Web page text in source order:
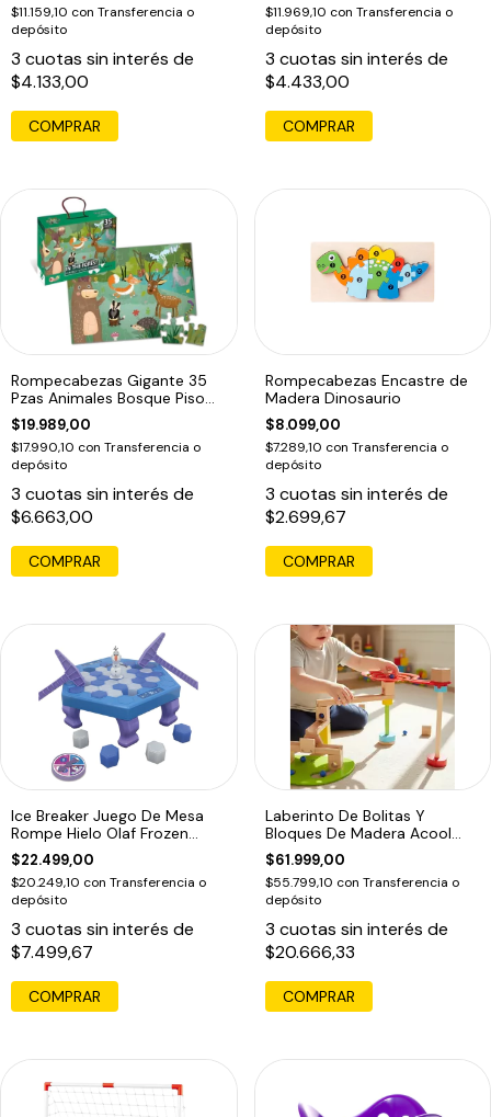
$11.159,10 con Transferencia o
depósito
3 cuotas sin interés de
$4.133,00
COMPRAR
$11.969,10 con Transferencia o
depósito
3 cuotas sin interés de
$4.433,00
Rompecabezas Gigante 35
Pzas Animales Bosque Piso
Puzzle Edu
$19.989,00
$17.990,10 con Transferencia o
depósito
3 cuotas sin interés de
$6.663,00
Rompecabezas Encastre de
Madera Dinosaurio
$8.099,00
$7.289,10 con Transferencia o
depósito
3 cuotas sin interés de
$2.699,67
Ice Breaker Juego De Mesa
Rompe Hielo Olaf Frozen
Disney
$22.499,00
$20.249,10 con Transferencia o
depósito
3 cuotas sin interés de
$7.499,67
Laberinto De Bolitas Y
Bloques De Madera Acool
Para Niños Multicolor
$61.999,00
$55.799,10 con Transferencia o
depósito
3 cuotas sin interés de
$20.666,33
COMPRAR